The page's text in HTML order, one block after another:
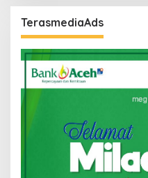
TerasmediaAds